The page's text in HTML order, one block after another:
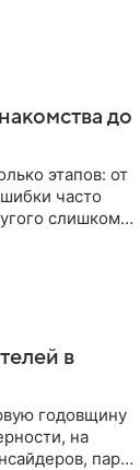
до
этапов: от
часто
слишком
в
годовщину
на
пара